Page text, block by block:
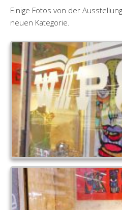
Einige Fotos von der
neuen Kategorie.